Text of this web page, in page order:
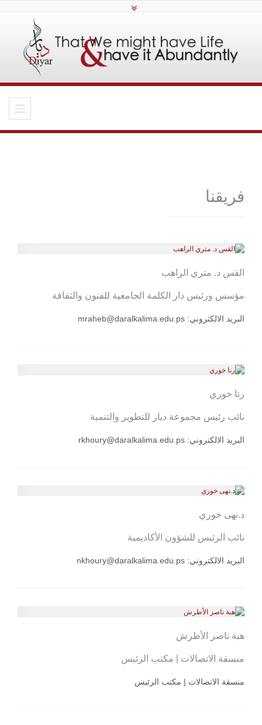
فريقنا
القس د. متري الراهب
مؤسس ورئيس دار الكلمة الجامعية للفنون والثقافة
البريد الالكتروني: mraheb@daralkalima.edu.ps
رنا خوري
نائب رئيس مجموعة ديار للتطوير والتنمية
البريد الالكتروني: rkhoury@daralkalima.edu.ps
د.نهى خوري
نائب الرئيس للشؤون الأكاديمية
البريد الالكتروني: nkhoury@daralkalima.edu.ps
هبة ناصر الأطرش
منسقة الاتصالات | مكتب الرئيس
منسقة الاتصالات | مكتب الرئيس